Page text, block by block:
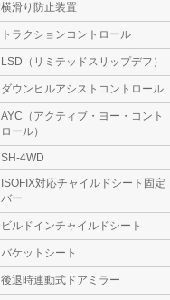
横滑り防止装置
トラクションコントロール
LSD（リミテッドスリップデフ）
ダウンヒルアシストコントロール
AYC（アクティブ・ヨー・コント
ロール）
SH-4WD
ISOFIX対応チャイルドシート固定
バー
ビルドインチャイルドシート
バケットシート
後退時連動式ドアミラー